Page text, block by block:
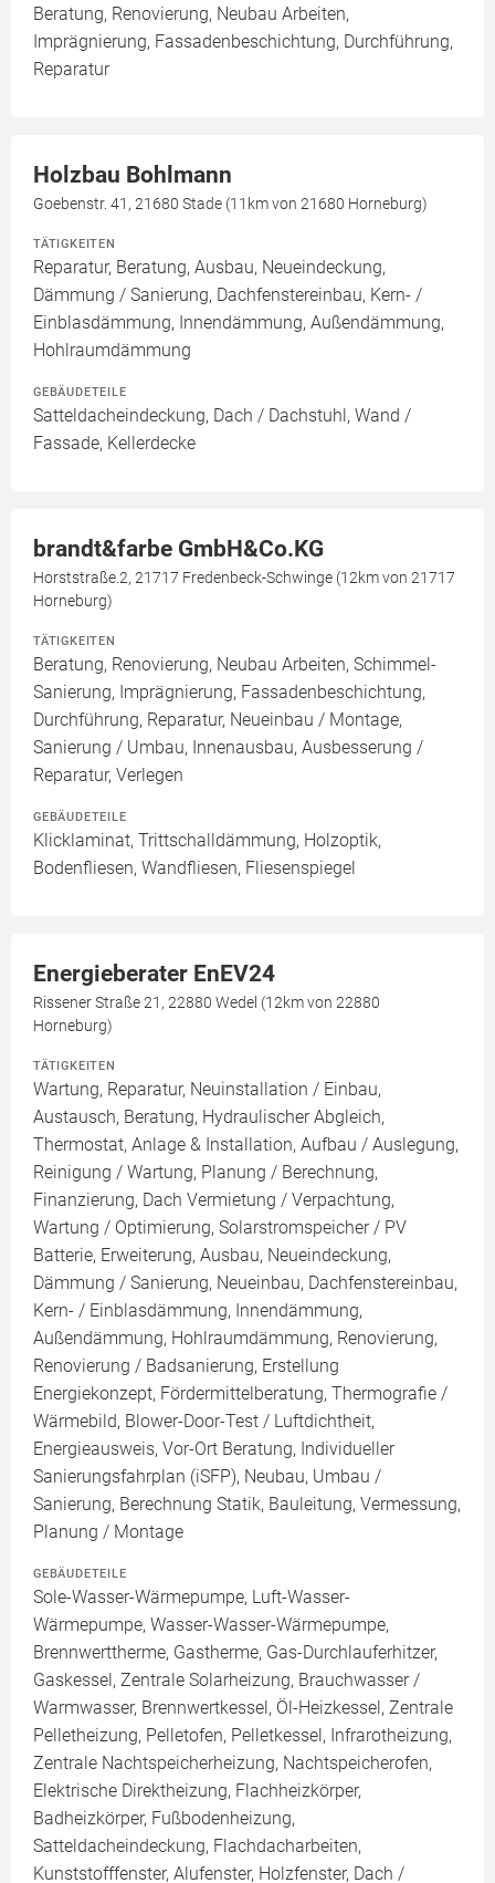
Beratung, Renovierung, Neubau Arbeiten,
Imprägnierung, Fassadenbeschichtung, Durchführung,
Reparatur
Holzbau Bohlmann
Goebenstr. 41, 21680 Stade (11km von 21680 Horneburg)
TÄTIGKEITEN
Reparatur, Beratung, Ausbau, Neueindeckung,
Dämmung / Sanierung, Dachfenstereinbau, Kern- /
Einblasdämmung, Innendämmung, Außendämmung,
Hohlraumdämmung
GEBÄUDETEILE
Satteldacheindeckung, Dach / Dachstuhl, Wand /
Fassade, Kellerdecke
brandt&farbe GmbH&Co.KG
Horststraße.2, 21717 Fredenbeck-Schwinge (12km von 21717
Horneburg)
TÄTIGKEITEN
Beratung, Renovierung, Neubau Arbeiten, Schimmel-
Sanierung, Imprägnierung, Fassadenbeschichtung,
Durchführung, Reparatur, Neueinbau / Montage,
Sanierung / Umbau, Innenausbau, Ausbesserung /
Reparatur, Verlegen
GEBÄUDETEILE
Klicklaminat, Trittschalldämmung, Holzoptik,
Bodenfliesen, Wandfliesen, Fliesenspiegel
Energieberater EnEV24
Rissener Straße 21, 22880 Wedel (12km von 22880
Horneburg)
TÄTIGKEITEN
Wartung, Reparatur, Neuinstallation / Einbau,
Austausch, Beratung, Hydraulischer Abgleich,
Thermostat, Anlage & Installation, Aufbau / Auslegung,
Reinigung / Wartung, Planung / Berechnung,
Finanzierung, Dach Vermietung / Verpachtung,
Wartung / Optimierung, Solarstromspeicher / PV
Batterie, Erweiterung, Ausbau, Neueindeckung,
Dämmung / Sanierung, Neueinbau, Dachfenstereinbau,
Kern- / Einblasdämmung, Innendämmung,
Außendämmung, Hohlraumdämmung, Renovierung,
Renovierung / Badsanierung, Erstellung
Energiekonzept, Fördermittelberatung, Thermografie /
Wärmebild, Blower-Door-Test / Luftdichtheit,
Energieausweis, Vor-Ort Beratung, Individueller
Sanierungsfahrplan (iSFP), Neubau, Umbau /
Sanierung, Berechnung Statik, Bauleitung, Vermessung,
Planung / Montage
GEBÄUDETEILE
Sole-Wasser-Wärmepumpe, Luft-Wasser-
Wärmepumpe, Wasser-Wasser-Wärmepumpe,
Brennwerttherme, Gastherme, Gas-Durchlauferhitzer,
Gaskessel, Zentrale Solarheizung, Brauchwasser /
Warmwasser, Brennwertkessel, Öl-Heizkessel, Zentrale
Pelletheizung, Pelletofen, Pelletkessel, Infrarotheizung,
Zentrale Nachtspeicherheizung, Nachtspeicherofen,
Elektrische Direktheizung, Flachheizkörper,
Badheizkörper, Fußbodenheizung,
Satteldacheindeckung, Flachdacharbeiten,
Kunststofffenster, Alufenster, Holzfenster, Dach /